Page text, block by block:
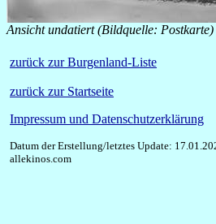
Ansicht undatiert (Bildquelle:
zurück zur Burgenland-Liste
zurück zur Startseite
Impressum und Datenschutzerklärung
Datum der Erstellung/letztes Update:
allekinos.com